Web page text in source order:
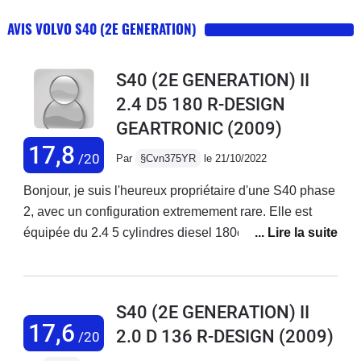
AVIS VOLVO S40 (2E GENERATION)
17,8 /20
S40 (2E GENERATION) II
2.4 D5 180 R-DESIGN
GEARTRONIC (2009)
Par §Cvn375YR le 21/10/2022
Bonjour, je suis l'heureux propriétaire d'une S40 phase
2, avec un configuration extremement rare. Elle est
équipée du 2.4 5 cylindres diesel 180ch (D5), en boite
moteur precisement, je tenais a preciser que c'est le
marque (D4 par exemple), et qui equipe d'autres
modèles également. C'est un moteur extrêmement
17,6 /20
S40 (2E GENERATION) II
2.0 D 136 R-DESIGN (2009)